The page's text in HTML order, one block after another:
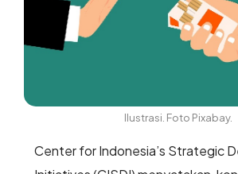
Ilustrasi. Foto Pixabay.
Center for Indonesia’s Strategic